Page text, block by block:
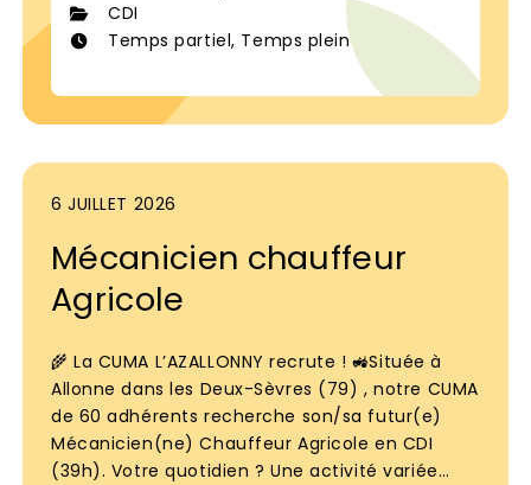
CDI
Temps partiel, Temps plein
6 JUILLET 2026
Mécanicien chauffeur
Agricole
🌾 La CUMA L’AZALLONNY recrute ! 🚜Située à
Allonne dans les Deux-Sèvres (79) , notre CUMA
de 60 adhérents recherche son/sa futur(e)
Mécanicien(ne) Chauffeur Agricole en CDI
(39h). Votre quotidien ? Une activité variée